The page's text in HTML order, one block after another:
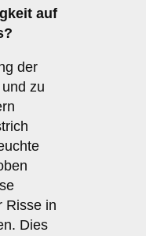
auf
der
zu
Risse in
Dies